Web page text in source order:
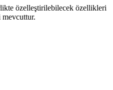
özelleştirilebilecek özellikleri
mevcuttur.